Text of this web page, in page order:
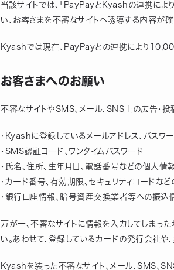
当該サイトでは、「PayPayとKyashの連携によ
い、お客さまを不審なサイトへ誘導する内容が確
Kyashでは現在、PayPayとの連携により
お客さまへのお願い
不審なサイトやSMS、メール、SNS上の広告・
・Kyashに登録しているメールアドレス、パスワ
・SMS認証コード、ワンタイムパスワード
・氏名、住所、生年月日、電話番号などの個人情
・カード番号、有効期限、セキュリティコードな
・銀行口座情報、暗号資産交換業者等への振込
万が一、不審なサイトに情報を入力してしまっ
い。あわせて、登録しているカードの発行会社
Kyashを装った不審なサイト、メール、SMS、